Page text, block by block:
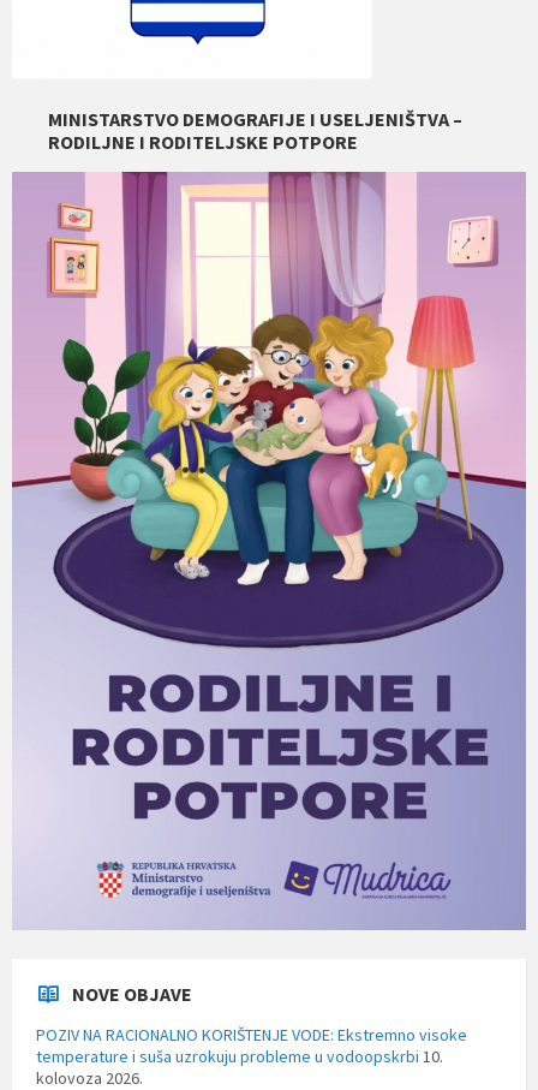
MINISTARSTVO DEMOGRAFIJE I USELJENIŠTVA –
RODILJNE I RODITELJSKE POTPORE
NOVE OBJAVE
POZIV NA RACIONALNO KORIŠTENJE VODE: Ekstremno visoke
temperature i suša uzrokuju probleme u vodoopskrbi 10.
kolovoza 2026.